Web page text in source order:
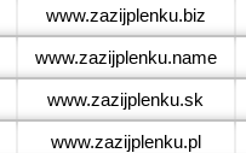
www.zazijplenku.biz
www.zazijplenku.name
www.zazijplenku.sk
www.zazijplenku.pl